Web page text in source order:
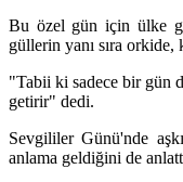
Bu özel gün için ülke
güllerin yanı sıra
"Tabii ki sadece bir gün
getirir" dedi.
Sevgililer Günü'nde
anlama geldiğini de